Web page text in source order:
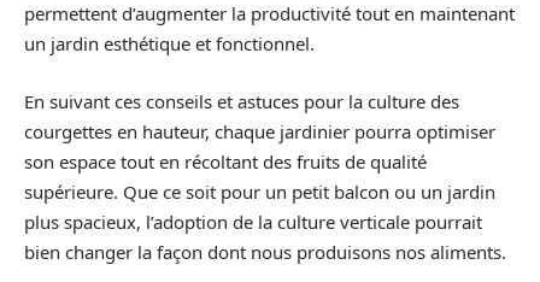
permettent d’augmenter la productivité tout en maintenant
un jardin esthétique et fonctionnel.
En suivant ces conseils et astuces pour la culture des
courgettes en hauteur, chaque jardinier pourra optimiser
son espace tout en récoltant des fruits de qualité
supérieure. Que ce soit pour un petit balcon ou un jardin
plus spacieux, l’adoption de la culture verticale pourrait
bien changer la façon dont nous produisons nos aliments.